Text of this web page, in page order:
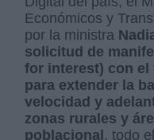
Económicos y
por la ministra
solicitud de
for interest) con
para extender la
velocidad y
zonas rurales y
poblacional, todo